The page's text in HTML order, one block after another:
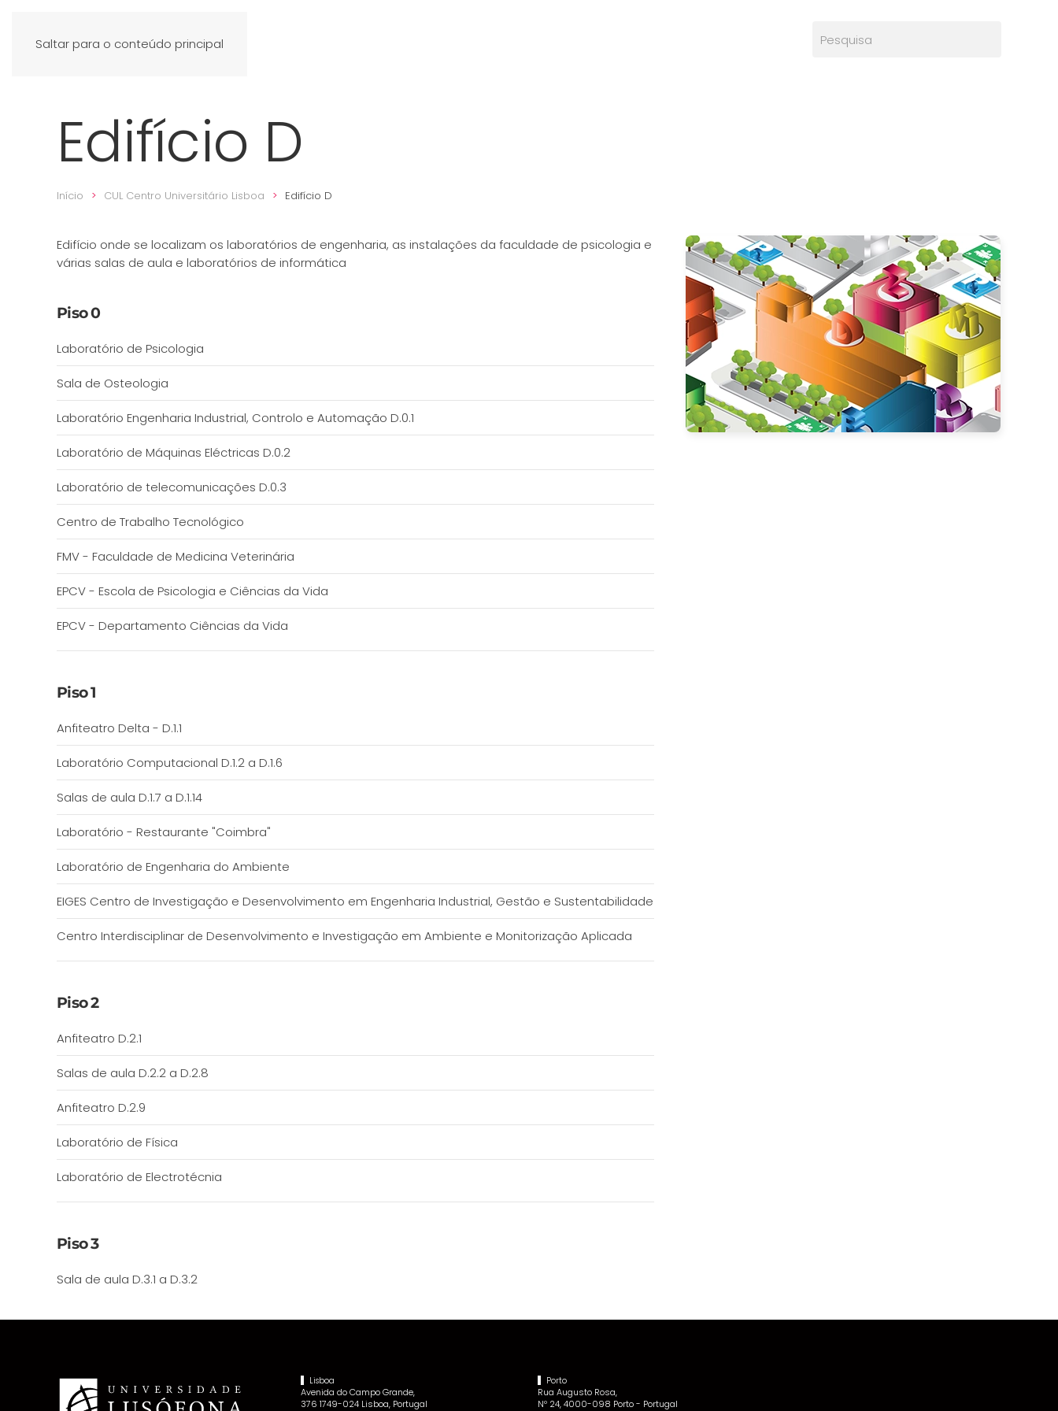
Saltar para o conteúdo principal
Edifício D
Início CUL Centro Universitário Lisboa Edifício D
Edifício onde se localizam os laboratórios de engenharia, as instalações da faculdade de psicologia e
várias salas de aula e laboratórios de informática
Piso 0
Laboratório de Psicologia
Sala de Osteologia
Laboratório Engenharia Industrial, Controlo e Automação D.0.1
Laboratório de Máquinas Eléctricas D.0.2
Laboratório de telecomunicações D.0.3
Centro de Trabalho Tecnológico
FMV - Faculdade de Medicina Veterinária
EPCV - Escola de Psicologia e Ciências da Vida
EPCV - Departamento Ciências da Vida
Piso 1
Anfiteatro Delta - D.1.1
Laboratório Computacional D.1.2 a D.1.6
Salas de aula D.1.7 a D.1.14
Laboratório - Restaurante "Coimbra"
Laboratório de Engenharia do Ambiente
EIGES Centro de Investigação e Desenvolvimento em Engenharia Industrial, Gestão e Sustentabilidade
Centro Interdisciplinar de Desenvolvimento e Investigação em Ambiente e Monitorização Aplicada
Piso 2
Anfiteatro D.2.1
Salas de aula D.2.2 a D.2.8
Anfiteatro D.2.9
Laboratório de Física
Laboratório de Electrotécnia
Piso 3
Sala de aula D.3.1 a D.3.2
Lisboa
Avenida do Campo Grande,
376 1749-024 Lisboa, Portugal
Porto
Rua Augusto Rosa,
Nº 24, 4000-098 Porto - Portugal